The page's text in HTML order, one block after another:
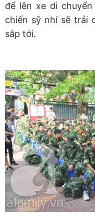
để lên xe di
chiến sỹ nhí sẽ trải
sắp tới.